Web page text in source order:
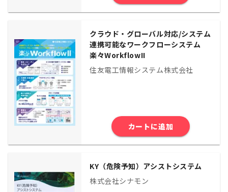
クラウド・グローバル対応/システム
連携可能なワークフローシステム
楽々WorkflowII
住友電工情報システム株式会社
カートに追加
KY（危険予知）アシストシステム
株式会社シナモン